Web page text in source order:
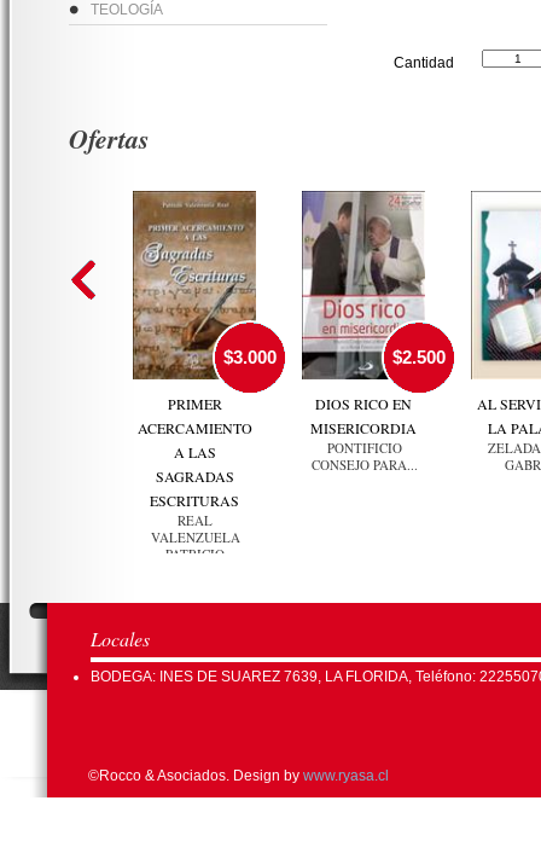
TEOLOGÍA
Cantidad
Ofertas
PRIMER
ACERCAMIENTO
A LAS
SAGRADAS
ESCRITURAS
REAL
VALENZUELA
PATRICIO
$3.000
DIOS RICO EN
MISERICORDIA
PONTIFICIO
CONSEJO PARA...
$2.500
AL
LA
Locales
BODEGA: INES DE SUAREZ 7639, LA FLORIDA, Teléfono:
©Rocco & Asociados. Design by www.ryasa.cl